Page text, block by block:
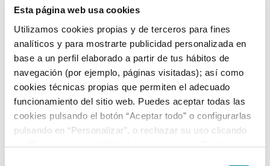
Esta página web usa cookies
Utilizamos cookies propias y de terceros para fines
analíticos y para mostrarte publicidad personalizada en
base a un perfil elaborado a partir de tus hábitos de
navegación (por ejemplo, páginas visitadas); así como
cookies técnicas propias que permiten el adecuado
funcionamiento del sitio web. Puedes aceptar todas las
cookies pulsando el botón “Aceptar todo” o configurarlas
pulsando en “Personalizar”, o rechazar su uso clicando
en “Rechazar todas”. Más información en laPolítica de
Nº Asientos
5
Matriculación
24/02/2020
Tracción
Delantera
Equipamiento*
Detalles destacados